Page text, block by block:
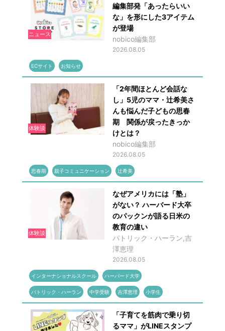
ニュース
編集部発「あったらいい
な」を形にした3アイテム
が登場
nobico編集部
2026.08.05
ECサイト お知らせ
体験談
「2年間ほとんど会話な
し」5児のママ・辻希美さ
んも悩んだ子どもの思春
期 関係が戻ったきっか
けとは？
nobico編集部
2026.08.05
思春期 親子コミュニケーション 辻希美
体験談
なぜアメリカには「塾」
がない？ ハーバード大卒
のパックンが語る日米の
教育の違い
パトリック・ハーラン,吉
澤恵理
2026.08.05
インターナショナルスクール ハーバード大学
パトリック・ハーラン 中学受験 吉澤恵理 小学生
「子育てを筋肉で乗り切
るママ」がLINEスタンプ